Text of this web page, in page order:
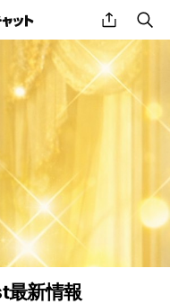
share
最新情報